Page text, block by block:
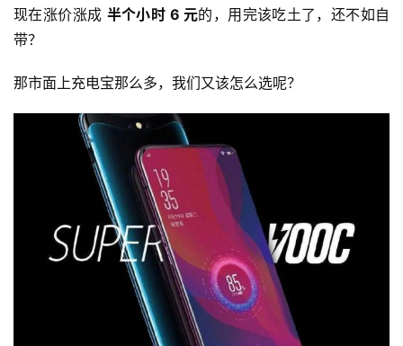
现在涨价涨成 半个小时 6 元的，用完该吃土了，还不如自
带？
那市面上充电宝那么多，我们又该怎么选呢？